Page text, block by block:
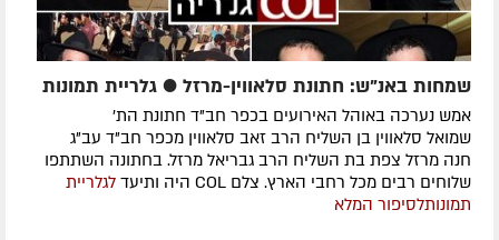
שמחות באנ"ש: חתונת סלאווין-מרזל ● גלריית תמונות
אמש נערכה באוהל האירועים בכפר חב"ד חתונת הת'
שמואל סלאווין בן השליח הרב זאב סלאווין מכפר חב"ד עב"ג
חנה מרזל צפת בת השליח הרב גבריאל מרזל. בחתונה השתתפו
שלוחים רבים מכל רחבי הארץ. צלם COL היה ותיעד
לגלריית
תמונותלסיפור המלא